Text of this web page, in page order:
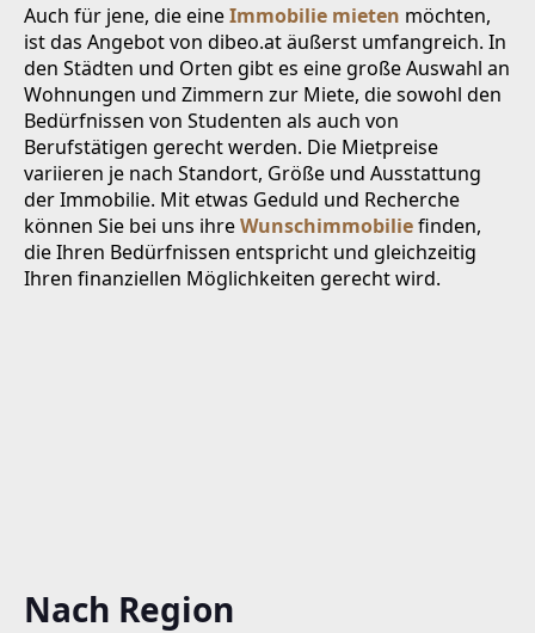
Nach Region
Auch für jene, die eineImmobilie mieten möchten,
ist das Angebot von dibeo.at äußerst umfangreich. In
den Städten und Orten gibt es eine große Auswahl an
Wohnungen und Zimmern zur Miete, die sowohl den
Bedürfnissen von Studenten als auch von
Berufstätigen gerecht werden. Die Mietpreise
variieren je nach Standort, Größe und Ausstattung
der Immobilie. Mit etwas Geduld und Recherche
können Sie bei uns ihreWunschimmobiliefinden,
die Ihren Bedürfnissen entspricht und gleichzeitig
Ihren finanziellen Möglichkeiten gerecht wird.